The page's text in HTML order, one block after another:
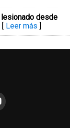
lesionado desde
[ Leer más ]